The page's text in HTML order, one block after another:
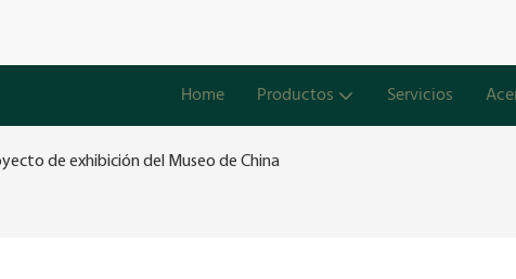
Home Productos Servicios
de exhibición del Museo de China